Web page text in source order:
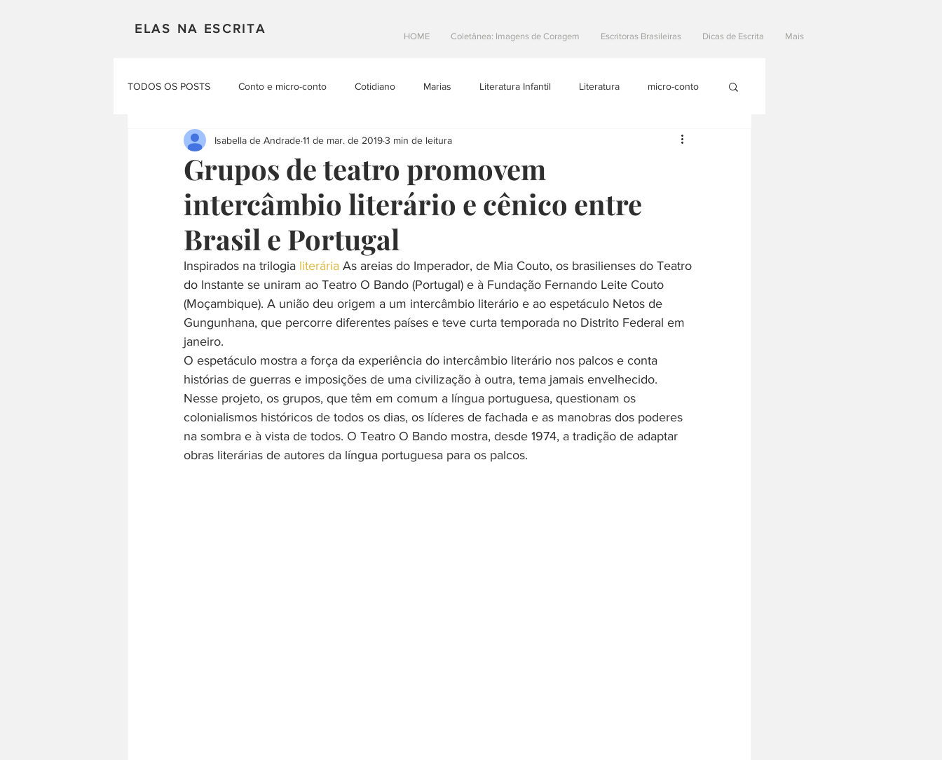
ELAS NA ESCRITA
HOME Coletânea: Imagens de Coragem Escritoras Brasileiras Dicas de Escrita Mais
TODOS OS POSTS Conto e micro-conto Cotidiano Marias Literatura Infantil Literatura micro-conto
Mulheres em Cena Poesia Projetos Literarios Escritoras Brasileiras
Materias Literarias Produçao Autoral Resenhas teatro Na Estrada
Grupos de teatro promovem
intercâmbio literário e cênico entre
Brasil e Portugal
Isabella de Andrade11 de mar. de 20193 min de leitura
Inspirados na trilogia literária As areias do Imperador, de Mia Couto, os brasilienses do Teatro
do Instante se uniram ao Teatro O Bando (Portugal) e à Fundação Fernando Leite Couto
(Moçambique). A união deu origem a um intercâmbio literário e ao espetáculo Netos de
Gungunhana, que percorre diferentes países e teve curta temporada no Distrito Federal em
janeiro.
O espetáculo mostra a força da experiência do intercâmbio literário nos palcos e conta
histórias de guerras e imposições de uma civilização à outra, tema jamais envelhecido.
Nesse projeto, os grupos, que têm em comum a língua portuguesa, questionam os
colonialismos históricos de todos os dias, os líderes de fachada e as manobras dos poderes
na sombra e à vista de todos. O Teatro O Bando mostra, desde 1974, a tradição de adaptar
obras literárias de autores da língua portuguesa para os palcos.